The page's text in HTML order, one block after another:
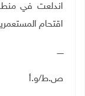
اندلعت في
اقتحام
ـــــ
ص.ط/و.أ